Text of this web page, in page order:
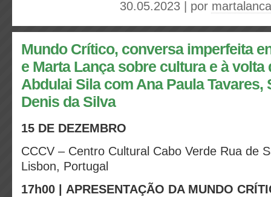
30.05.2023 | por martalanca
Mundo Crítico, conversa imperfeita
e Marta Lança sobre cultura e à volta
Abdulai Sila com Ana Paula Tavares,
Denis da Silva
15 DE DEZEMBRO
CCCV – Centro Cultural Cabo Verde Rua de
Lisbon, Portugal
17h00 | APRESENTAÇÃO DA MUNDO